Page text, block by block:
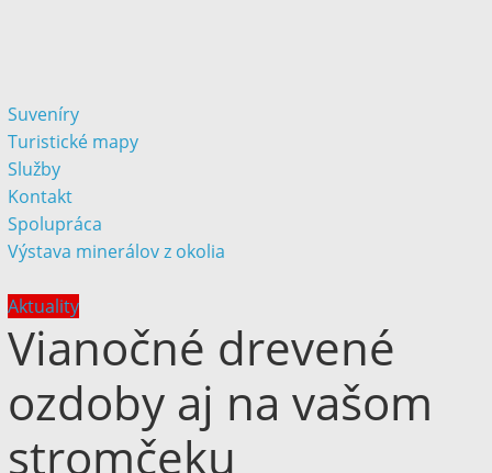
Suveníry
Turistické mapy
Služby
Kontakt
Spolupráca
Výstava minerálov z okolia
Aktuality
Vianočné drevené
ozdoby aj na vašom
stromčeku